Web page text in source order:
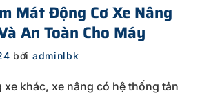
Mát Động Cơ Xe Nâng
An Toàn Cho Máy
bởi adminlbk
khác, xe nâng có hệ thống tản